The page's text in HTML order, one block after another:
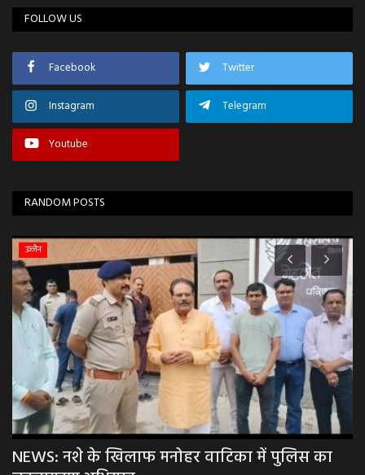
FOLLOW US
Facebook Twitter
Instagram Telegram
Youtube
RANDOM POSTS
उज्जैन
NEWS: नशे के खिलाफ मनोहर वाटिका में पुलिस का